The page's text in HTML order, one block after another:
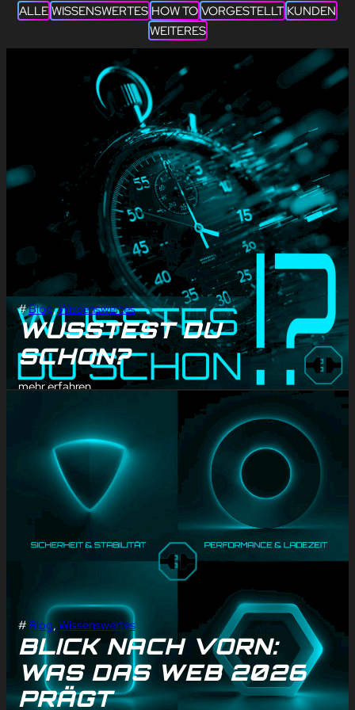
ALLE WISSENSWERTES HOW TO VORGESTELLT KUNDEN
WEITERES
#Blog, Wissenswertes
WUSSTEST DU
SCHON?
mehr erfahren
# Blog, Wissenswertes
BLICK NACH VORN:
WAS DAS WEB 2026
PRÄGT